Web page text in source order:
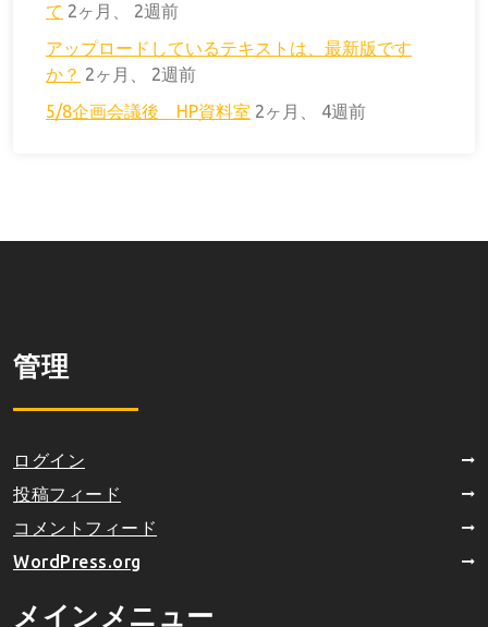
て 2ヶ月、 2週前
アップロードしているテキストは、最新版です
か？ 2ヶ月、 2週前
5/8企画会議後 HP資料室 2ヶ月、 4週前
管理
ログイン
投稿フィード
コメントフィード
WordPress.org
メインメニュー